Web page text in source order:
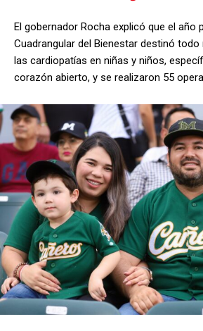
El gobernador Rocha explicó que el año
Cuadrangular del Bienestar destinó
las cardiopatías en niñas y niños,
corazón abierto, y se realizaron 55